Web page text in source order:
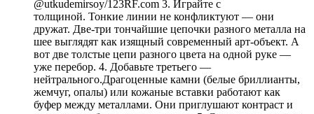
@utkudemirsoy/123RF.com 3. Играйте с
толщиной. Тонкие линии не конфликтуют — они
дружат. Две-три тончайшие цепочки разного металла на
шее выглядят как изящный современный арт-объект. А
вот две толстые цепи разного цвета на одной руке —
уже перебор. 4. Добавьте третьего —
нейтрального.Драгоценные камни (белые бриллианты,
жемчуг, опалы) или кожаные вставки работают как
буфер между металлами. Они приглушают контраст и